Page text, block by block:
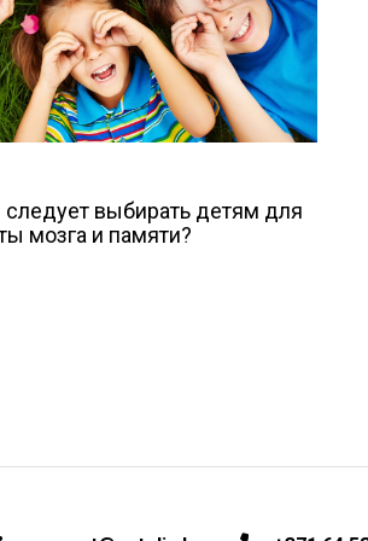
выбирать детям для
мозга и памяти?